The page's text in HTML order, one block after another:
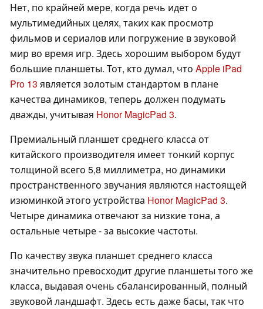
Нет, по крайней мере, когда речь идет о
мультимедийных целях, таких как просмотр
фильмов и сериалов или погружение в звуковой
мир во время игр. Здесь хорошим выбором будут
большие планшеты. Тот, кто думал, что Apple iPad
Pro 13 является золотым стандартом в плане
качества динамиков, теперь должен подумать
дважды, учитывая Honor MagicPad 3.
Премиальный планшет среднего класса от
китайского производителя имеет тонкий корпус
толщиной всего 5,8 миллиметра, но динамики
пространственного звучания являются настоящей
изюминкой этого устройства Honor MagicPad 3.
Четыре динамика отвечают за низкие тона, а
остальные четыре - за высокие частоты.
По качеству звука планшет среднего класса
значительно превосходит другие планшеты того же
класса, выдавая очень сбалансированный, полный
звуковой ландшафт. Здесь есть даже басы, так что